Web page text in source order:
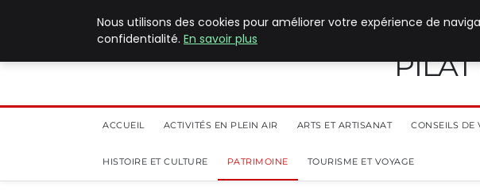
ACCUEIL ACTIVITÉS EN PLEIN AIR ARTS ET ARTISANAT CONSEILS DE
HISTOIRE ET CULTURE PATRIMOINE TOURISME ET VOYAGE
Nous utilisons des cookies pour améliorer votre expérience de
confidentialité. En savoir plus